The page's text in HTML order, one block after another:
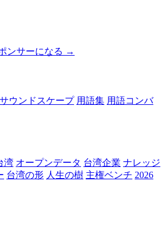
ンサーになる →
サウンドスケープ 用語集 用語コンバ
湾 オープンデータ 台湾企業 ナレッジ
台湾の形 人生の樹 主権ベンチ 2026